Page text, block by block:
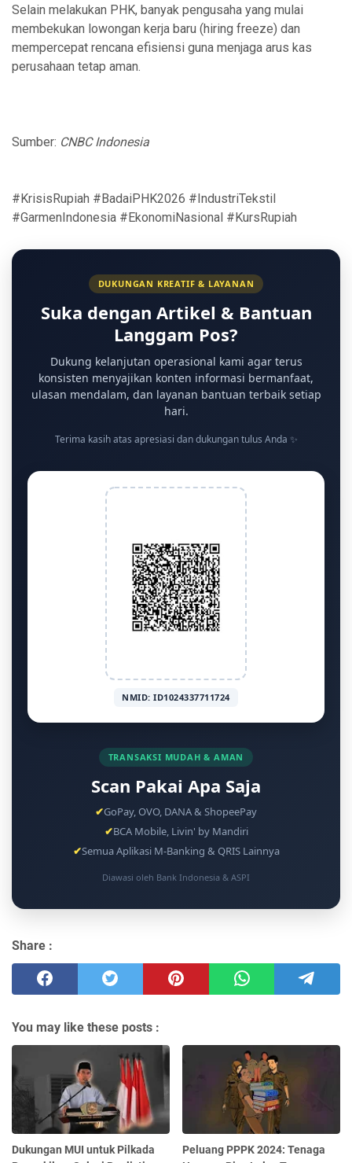
Selain melakukan PHK, banyak pengusaha yang mulai
membekukan lowongan kerja baru (hiring freeze) dan
mempercepat rencana efisiensi guna menjaga arus kas
perusahaan tetap aman.
Sumber: CNBC Indonesia
#KrisisRupiah #BadaiPHK2026 #IndustriTekstil
#GarmenIndonesia #EkonomiNasional #KursRupiah
DUKUNGAN KREATIF & LAYANAN
Suka dengan Artikel & Bantuan
Langgam Pos?
Dukung kelanjutan operasional kami agar terus
konsisten menyajikan konten informasi bermanfaat,
ulasan mendalam, dan layanan bantuan terbaik setiap
hari.
Terima kasih atas apresiasi dan dukungan tulus Anda ✨
NMID: ID1024337711724
TRANSAKSI MUDAH & AMAN
Scan Pakai Apa Saja
✔GoPay, OVO, DANA & ShopeePay
✔BCA Mobile, Livin' by Mandiri
✔Semua Aplikasi M-Banking & QRIS Lainnya
Diawasi oleh Bank Indonesia & ASPI
Share :
You may like these posts :
Dukungan MUI untuk Pilkada
Peluang PPPK 2024: Tenaga